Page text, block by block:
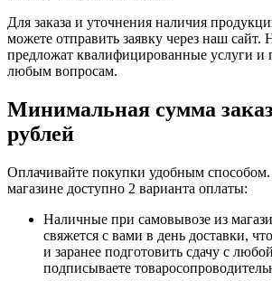
Для заказа и уточнения наличия
можете отправить заявку через наш
предложат квалифицированные услуги и
любым вопросам.
Минимальная сумма
рублей
Оплачивайте покупки удобным
магазине доступно 2 варианта оплаты:
Наличные при самовывозе из
свяжется с вами в день доставки,
и заранее подготовить сдачу с
подписываете